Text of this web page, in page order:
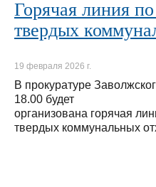
Горячая линия
твердых
19 февраля 2026 г.
В прокуратуре
18.00 будет
организована горячая
твердых коммунальных